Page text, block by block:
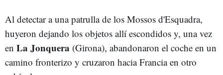
Al detectar a una patrulla de los Mossos d'Esquadra,
huyeron dejando los objetos allí escondidos y, una vez
en La Jonquera (Girona), abandonaron el coche en un
camino fronterizo y cruzaron hacia Francia en otro